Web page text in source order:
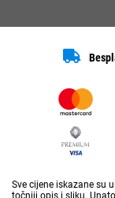
Sve cijene iskazane su
točniji opis i sliku.